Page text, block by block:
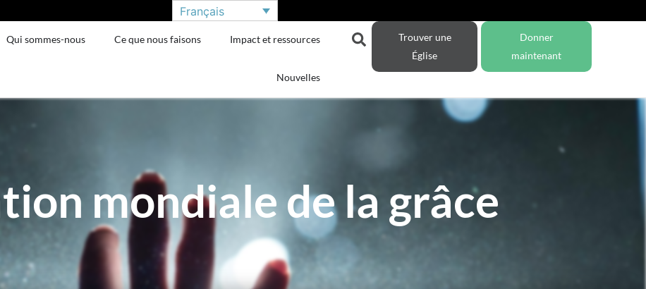
Français
Qui sommes-nous Ce que nous faisons Impact et ressources
Nouvelles
Trouver une
Église
Donner
maintenant
mondiale de la grâce